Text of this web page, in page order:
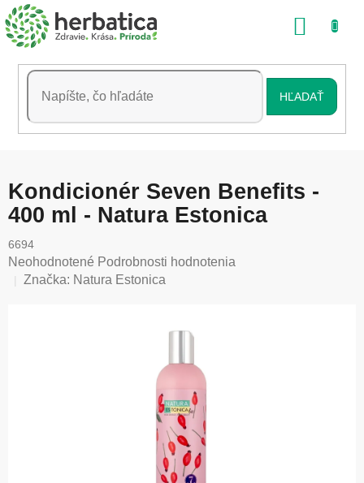
Prejsť
na
obsah
HĽADAŤ
Kondicionér Seven Benefits -
400 ml - Natura Estonica
6694
Priemerné
hodnotenie
Neohodnotené Podrobnosti hodnotenia
Značka: Natura Estonica